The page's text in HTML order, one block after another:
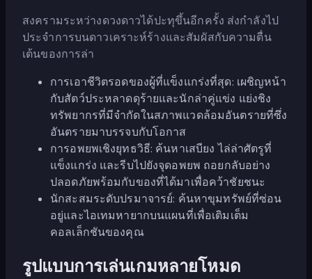
สงครามระหว่างดวงดาวได้ปะทุขึ้นอีกครั้ง ส่งกำลังไป
ประจำการบนดาวเคราะห์ร้างและสัมผัสกับความตื่น
เต้นของการล่า
การเอาชีวิตรอดของผู้ที่แข็งแกร่งที่สุด: เผชิญหน้า
กับสัตว์ประหลาดดุร้ายและนักล่าคู่แข่ง แย่งชิง
ทรัพยากรที่มีจำกัดในสภาพแวดล้อมอันตรายที่ซึ่ง
อันตรายมาบรรจบกับโอกาส
การอพยพเชิงยุทธวิธี: ค้นหาเสบียง ไล่ล่าศัตรูที่
แข็งแกร่ง และรีบไปยังจุดอพยพ ถอยกลับอย่าง
ปลอดภัยพร้อมกับของที่ได้มาเพื่อคว้าชัยชนะ
นักสะสมระดับปรมาจารย์: ค้นหาขุมทรัพย์ที่ซ่อน
อยู่และไอเทมหายากบนแผนที่เพื่อเติมเต็ม
คอลเล็กชันของคุณ
รูปแบบการเล่นเกมหลายโหมด